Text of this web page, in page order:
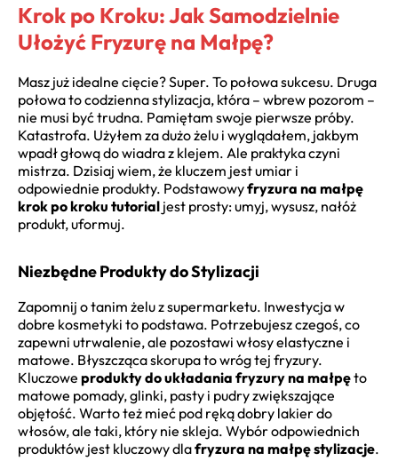
Krok po Kroku: Jak Samodzielnie
Ułożyć Fryzurę na Małpę?
Masz już idealne cięcie? Super. To połowa sukcesu. Druga
połowa to codzienna stylizacja, która – wbrew pozorom –
nie musi być trudna. Pamiętam swoje pierwsze próby.
Katastrofa. Użyłem za dużo żelu i wyglądałem, jakbym
wpadł głową do wiadra z klejem. Ale praktyka czyni
mistrza. Dzisiaj wiem, że kluczem jest umiar i
odpowiednie produkty. Podstawowyfryzura na małpę
krok po kroku tutorial jest prosty: umyj, wysusz, nałóż
produkt, uformuj.
Niezbędne Produkty do Stylizacji
Zapomnij o tanim żelu z supermarketu. Inwestycja w
dobre kosmetyki to podstawa. Potrzebujesz czegoś, co
zapewni utrwalenie, ale pozostawi włosy elastyczne i
matowe. Błyszcząca skorupa to wróg tej fryzury.
Kluczowe produkty do układania fryzury na małpęto
matowe pomady, glinki, pasty i pudry zwiększające
objętość. Warto też mieć pod ręką dobry lakier do
włosów, ale taki, który nie skleja. Wybór odpowiednich
produktów jest kluczowy dlafryzura na małpę stylizacje.